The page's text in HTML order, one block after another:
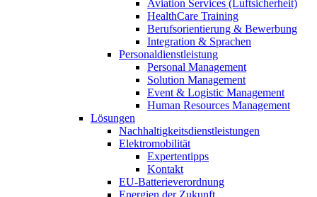
Aviation Services (Luftsicherheit)
HealthCare Training
Berufsorientierung & Bewerbung
Integration & Sprachen
Personaldienstleistung
Personal Management
Solution Management
Event & Logistic Management
Human Resources Management
Lösungen
Nachhaltigkeitsdienstleistungen
Elektromobilität
Expertentipps
Kontakt
EU-Batterieverordnung
Energien der Zukunft